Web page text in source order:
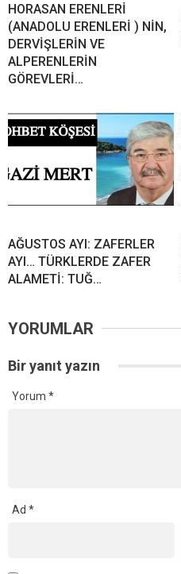
HORASAN ERENLERİ
(ANADOLU ERENLERİ ) NİN,
DERVİŞLERİN VE
ALPERENLERİN
GÖREVLERİ…
AĞUSTOS AYI: ZAFERLER
AYI… TÜRKLERDE ZAFER
ALAMETİ: TUĞ…
YORUMLAR
Bir yanıt yazın
Yorum *
Ad *